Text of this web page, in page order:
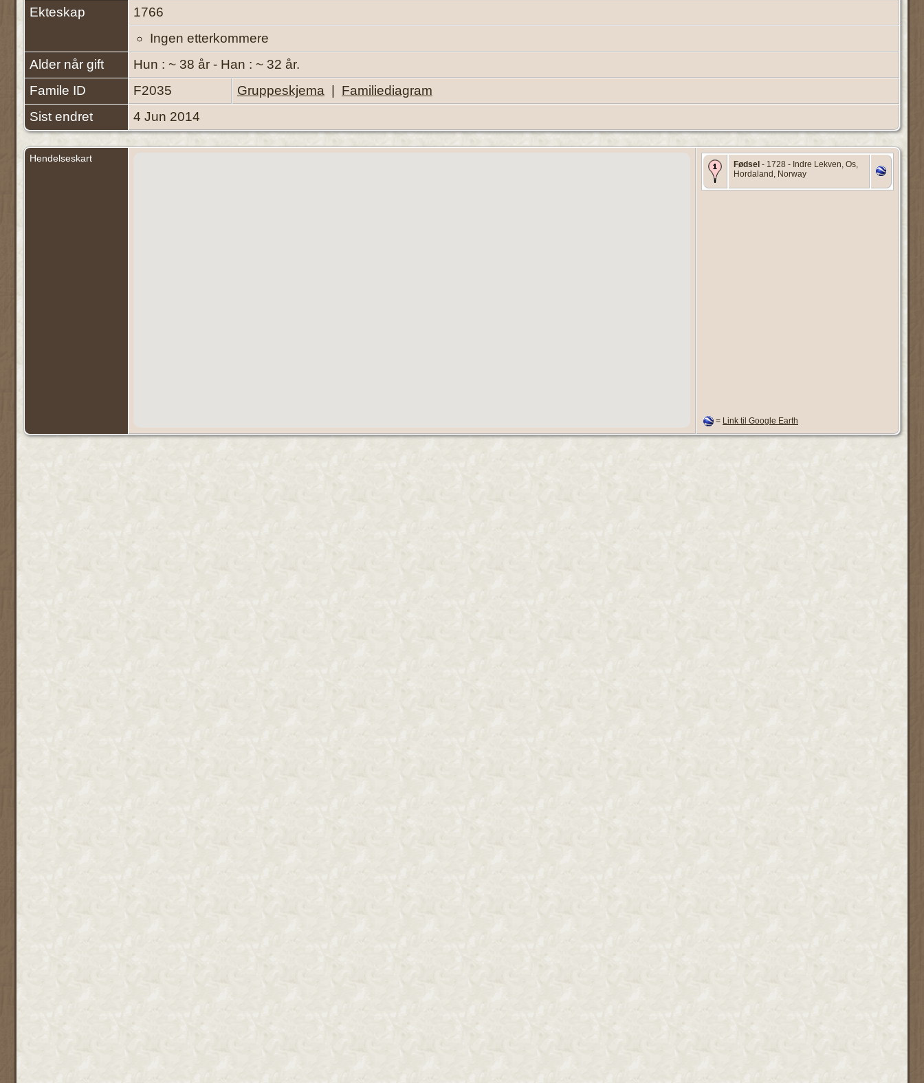
Ekteskap
1766
Ingen etterkommere
Alder når gift
Hun : ~ 38 år - Han : ~ 32 år.
Famile ID
F2035 Gruppeskjema | Familiediagram
Sist endret
4 Jun 2014
Hendelseskart
Fødsel - 1728 - Indre Lekven, Os,
Hordaland, Norway
= Link til Google Earth